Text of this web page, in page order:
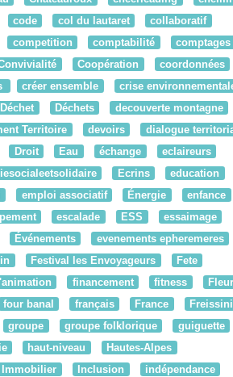
code col du lautaret
collaboratif
competition comptabilité
comptages
Coopération
coordonnées
créer ensemble
crise
Déchet Déchets
decouverte montagne
Territoire devoirs
dialogue
Droit Eau échange
eclaireurs
Ecrins
education
emploi associatif Énergie
enfance
escalade ESS
essaimage
Événements
evenements epheremeres
Festival les Envoyageurs
Fete
financement fitness
four banal français France
groupe groupe folklorique
guiguette
haut-niveau
Hautes-Alpes
Immobilier Inclusion
indépendance